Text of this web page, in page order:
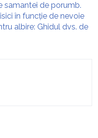
samantei de porumb.
în funcție de nevoie
albire: Ghidul dvs. de